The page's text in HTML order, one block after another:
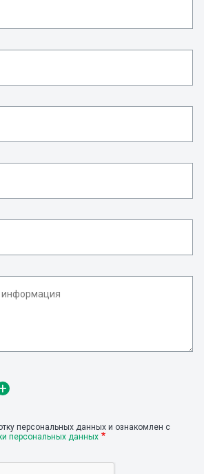
персональных данных и ознакомлен с
персональных данных